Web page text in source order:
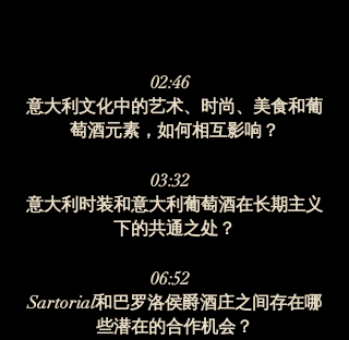
02:46
意大利文化中的艺术、时尚、美食和葡
萄酒元素，如何相互影响？
03:32
意大利时装和意大利葡萄酒在长期主义
下的共通之处？
06:52
Sartorial和巴罗洛侯爵酒庄之间存在哪
些潜在的合作机会？